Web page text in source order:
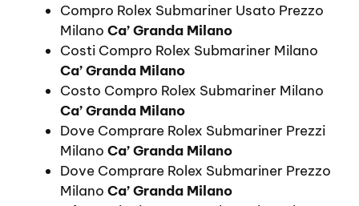
Compro Rolex Submariner Usato Prezzo
Milano Ca’ Granda Milano
Costi Compro Rolex Submariner Milano
Ca’ Granda Milano
Costo Compro Rolex Submariner Milano
Ca’ Granda Milano
Dove Comprare Rolex Submariner Prezzi
Milano Ca’ Granda Milano
Dove Comprare Rolex Submariner Prezzo
Milano Ca’ Granda Milano